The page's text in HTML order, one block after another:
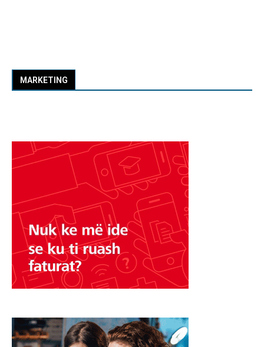
MARKETING